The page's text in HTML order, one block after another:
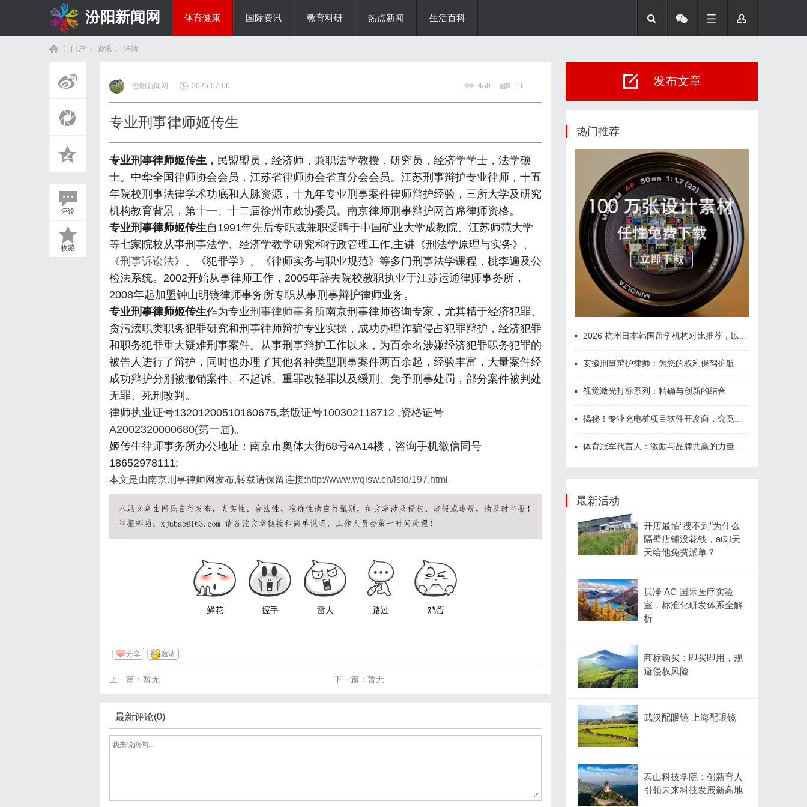
汾阳新闻网 体育健康 国际资讯 教育科研 热点新闻 生活百科
门户 资讯
›
详情
评论
收藏
汾阳新闻网 2026-07-06 450 10
专业刑事律师姬传生
专业刑事律师姬传生， 民盟盟员，经济师，兼职法学教授，研究员，经济学学士，法学硕
士。中华全国律师协会会员，江苏省律师协会省直分会会员。江苏刑事辩护专业律师，十五
年院校刑事法律学术功底和人脉资源，十九年专业刑事案件律师辩护经验，三所大学及研究
机构教育背景，第十一、十二届徐州市政协委员。南京律师刑事辩护网首席律师资格。
专业刑事律师姬传生自1991年先后专职或兼职受聘于中国矿业大学成教院、江苏师范大学
等七家院校从事刑事法学、经济学教学研究和行政管理工作,主讲《刑法学原理与实务》、
《刑事诉讼法》、《犯罪学》、《律师实务与职业规范》等多门刑事法学课程，桃李遍及公
检法系统。2002开始从事律师工作，2005年辞去院校教职执业于江苏运通律师事务所，
2008年起加盟钟山明镜律师事务所专职从事刑事辩护律师业务。
专业刑事律师姬传生作为专业刑事律师事务所南京刑事律师咨询专家，尤其精于经济犯罪、
贪污渎职类职务犯罪研究和刑事律师辩护专业实操，成功办理诈骗侵占犯罪辩护，经济犯罪
和职务犯罪重大疑难刑事案件。从事刑事辩护工作以来，为百余名涉嫌经济犯罪职务犯罪的
被告人进行了辩护，同时也办理了其他各种类型刑事案件两百余起，经验丰富，大量案件经
成功辩护分别被撤销案件、不起诉、重罪改轻罪以及缓刑、免予刑事处罚，部分案件被判处
无罪、死刑改判。
律师执业证号13201200510160675,老版证号100302118712 ,资格证号
A2002320000680(第一届)。
姬传生律师事务所办公地址：南京市奥体大街68号4A14楼，咨询手机微信同号
18652978111;
本文是由南京刑事律师网发布,转载请保留连接:http://www.wqlsw.cn/lstd/197.html
鲜花 握手 雷人 路过 鸡蛋
分享 邀请
下一篇：暂无
上一篇：暂无
最新评论(0)
发布文章
热门推荐
2026 杭州日本韩国留学机构对比推荐，以及收费标准
安徽刑事辩护律师：为您的权利保驾护航
视觉激光打标系列：精确与创新的结合
揭秘！专业充电桩项目软件开发商，究竟藏着哪些行业秘诀？
体育冠军代言人：激励与品牌共赢的力量剖析
最新活动
开店最怕“搜不到”为什么
隔壁店铺没花钱，ai却天
天给他免费派单？
贝净 AC 国际医疗实验
室，标准化研发体系全解
析
商标购买：即买即用，规
避侵权风险
武汉配眼镜 上海配眼镜
泰山科技学院：创新育人
引领未来科技发展新高地